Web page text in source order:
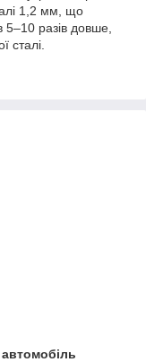
1,2 мм, що
5–10 разів довше,
сталі.